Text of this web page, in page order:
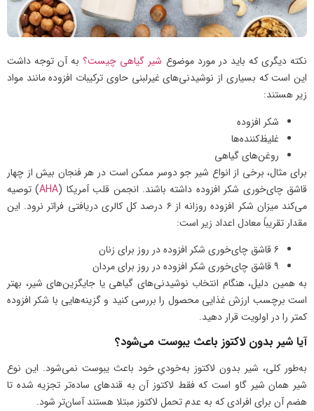
نکته دیگری که باید در مورد موضوع شیر گیاهی چیست؟به آن توجه داشت
این است که بسیاری از نوشیدنی‌های غیرلبنی حاوی ترکیبات افزوده مانند مواد
زیر هستند:
شکر افزوده
غلیظ‌کننده‌ها
روغن‌های گیاهی
برای مثال، برخی از انواع شیر جو دوسر ممکن است در هر فنجان بیش از چهار
قاشق چای‌خوری شکر افزوده داشته باشند. انجمن قلب آمریکا (AHA) توصیه
می‌کند میزان شکر افزوده روزانه از ۶ درصد کل کالری دریافتی فراتر نرود. این
مقدار تقریباً معادل اعداد زیر است:
۶ قاشق چای‌خوری شکر افزوده در روز برای زنان
۹ قاشق چای‌خوری شکر افزوده در روز برای مردان
به همین دلیل، هنگام انتخاب نوشیدنی‌های گیاهی یا جایگزین‌های شیر، بهتر
است برچسب ارزش غذایی محصول را بررسی کنید و گزینه‌هایی با شکر افزوده
کمتر را در اولویت قرار دهید.
آیا شیر بدون لاکتوز باعث یبوست می‌شود؟
به‌طور کلی، شیر بدون لاکتوز به‌خودیِ خود باعث یبوست نمی‌شود. این نوع
شیر همان شیر گاو است که فقط لاکتوز آن به قندهای ساده‌تر تجزیه شده تا
هضم آن برای افرادی که به عدم تحمل لاکتوز مبتلا هستند آسان‌تر شود.